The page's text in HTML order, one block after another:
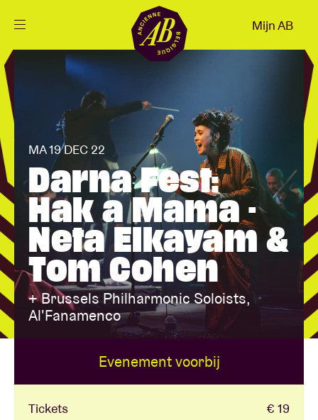
NL
Agenda
Projecten
Nieuws
Bezoekersinfo
AB ❤ you
BRDCST
Mijn AB
MA 19 DEC 22
Darna Fest:
Hak a Mama -
Neta Elkayam &
Tom Cohen
+ Brussels Philharmonic Soloists,
Al'Fanamenco
Evenement voorbij
Tickets € 19